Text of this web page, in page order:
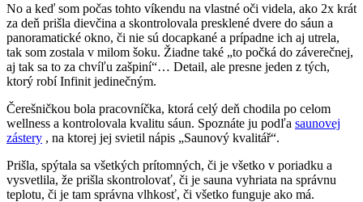
No a keď som počas tohto víkendu na vlastné oči videla, ako 2x krát
za deň prišla dievčina a skontrolovala presklené dvere do sáun a
panoramatické okno, či nie sú docapkané a prípadne ich aj utrela,
tak som zostala v milom šoku. Žiadne také „to počká do záverečnej,
aj tak sa to za chvíľu zašpiní“… Detail, ale presne jeden z tých,
ktorý robí Infinit jedinečným.
Čerešničkou bola pracovníčka, ktorá celý deň chodila po celom
wellness a kontrolovala kvalitu sáun. Spoznáte ju podľa saunovej
zástery , na ktorej jej svietil nápis „Saunový kvalitář“.
Prišla, spýtala sa všetkých prítomných, či je všetko v poriadku a
vysvetlila, že prišla skontrolovať, či je sauna vyhriata na správnu
teplotu, či je tam správna vlhkosť, či všetko funguje ako má.